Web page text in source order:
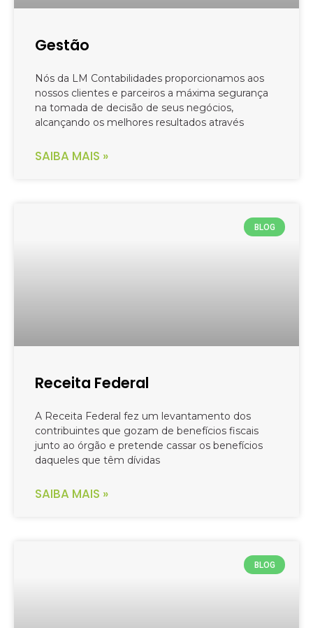
Gestão
Nós da LM Contabilidades proporcionamos aos
nossos clientes e parceiros a máxima segurança
na tomada de decisão de seus negócios,
alcançando os melhores resultados através
SAIBA MAIS »
BLOG
Receita Federal
A Receita Federal fez um levantamento dos
contribuintes que gozam de benefícios fiscais
junto ao órgão e pretende cassar os benefícios
daqueles que têm dívidas
SAIBA MAIS »
BLOG